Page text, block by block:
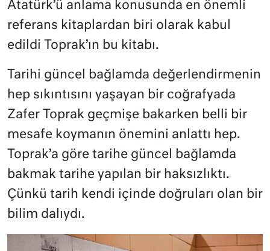
Atatürk’ü anlama konusunda en önemli
referans kitaplardan biri olarak kabul
edildi Toprak’ın bu kitabı.
Tarihi güncel bağlamda değerlendirmenin
hep sıkıntısını yaşayan bir coğrafyada
Zafer Toprak geçmişe bakarken belli bir
mesafe koymanın önemini anlattı hep.
Toprak’a göre tarihe güncel bağlamda
bakmak tarihe yapılan bir haksızlıktı.
Çünkü tarih kendi içinde doğruları olan bir
bilim dalıydı.